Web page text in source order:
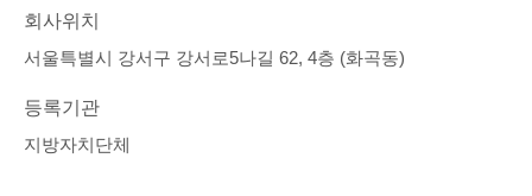
회사위치
서울특별시 강서구 강서로5나길 62, 4층 (화곡동)
등록기관
지방자치단체